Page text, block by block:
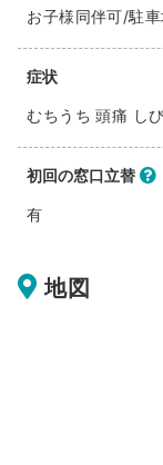
お子様同伴可/駐
症状
むちうち 頭痛 し
初回の窓口立替
有
地図